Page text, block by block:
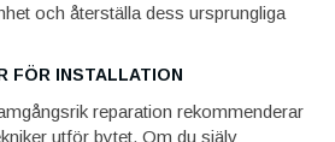
och återställa dess ursprungliga
FÖR INSTALLATION
reparation rekommenderar
utför bytet. Om du själv